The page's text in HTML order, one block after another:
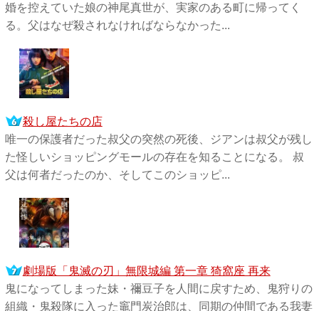
婚を控えていた娘の神尾真世が、実家のある町に帰ってく
る。父はなぜ殺されなければならなかった...
殺し屋たちの店
唯一の保護者だった叔父の突然の死後、ジアンは叔父が残し
た怪しいショッピングモールの存在を知ることになる。 叔
父は何者だったのか、そしてこのショッピ...
劇場版「鬼滅の刃」無限城編 第一章 猗窩座 再来
鬼になってしまった妹・禰󠄀豆子を人間に戻すため、鬼狩りの
組織・鬼殺隊に入った竈門炭治郎は、同期の仲間である我妻